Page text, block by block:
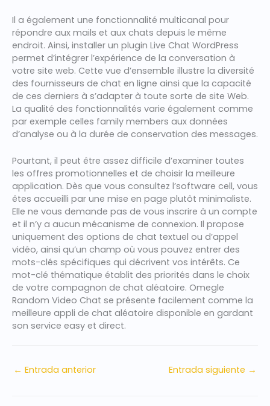
Il a également une fonctionnalité multicanal pour
répondre aux mails et aux chats depuis le même
endroit. Ainsi, installer un plugin Live Chat WordPress
permet d’intégrer l’expérience de la conversation à
votre site web. Cette vue d’ensemble illustre la diversité
des fournisseurs de chat en ligne ainsi que la capacité
de ces derniers à s’adapter à toute sorte de site Web.
La qualité des fonctionnalités varie également comme
par exemple celles family members aux données
d’analyse ou à la durée de conservation des messages.
Pourtant, il peut être assez difficile d’examiner toutes
les offres promotionnelles et de choisir la meilleure
application. Dès que vous consultez l’software cell, vous
êtes accueilli par une mise en page plutôt minimaliste.
Elle ne vous demande pas de vous inscrire à un compte
et il n’y a aucun mécanisme de connexion. Il propose
uniquement des options de chat textuel ou d’appel
vidéo, ainsi qu’un champ où vous pouvez entrer des
mots-clés spécifiques qui décrivent vos intérêts. Ce
mot-clé thématique établit des priorités dans le choix
de votre compagnon de chat aléatoire. Omegle
Random Video Chat se présente facilement comme la
meilleure appli de chat aléatoire disponible en gardant
son service easy et direct.
← Entrada anterior Entrada siguiente →